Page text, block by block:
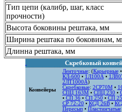
Тип цепи (калибр, шаг, класс
прочности)
Высота боковины рештака, мм
Ширина рештака по боковинам,
Длинна рештака, мм
Скребковый
Конвейеры
Ленточные: (Карьерные•
КЛ-600 • 1Л100А •
2ЛТ1000А)
Скребковые: 2СР70М•
СПЦ 163М• СПЦ 230 •
• СП 36• СП 250 • СП
СР 72-20 • КСД 26В•
Пересып• Пластинчатые